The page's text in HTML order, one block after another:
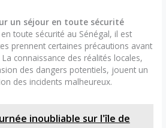
un séjour en toute sécurité
toute sécurité au Sénégal, il est
prennent certaines précautions avant
connaissance des réalités locales,
des dangers potentiels, jouent un
des incidents malheureux.
inoubliable sur l'île de